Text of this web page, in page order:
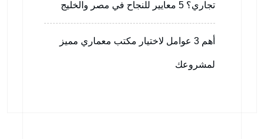
تجاري؟ 5 معايير للنجاح في مصر والخليج
أهم 3 عوامل لاختيار مكتب معماري مميز
لمشروعك